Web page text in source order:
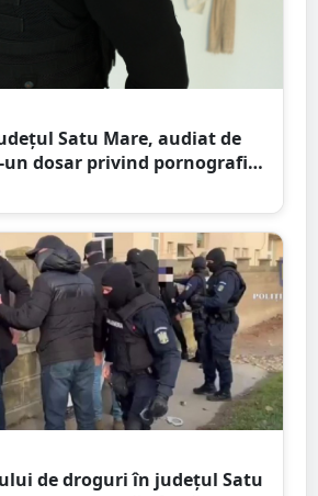
Satu Mare, audiat de
dosar privind pornografia
de droguri în județul Satu